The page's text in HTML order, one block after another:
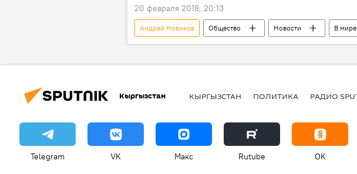
20 февраля 2018, 20:13
Андрей Новиков Общество Новости В мире
Антитеррористический центр стран СНГ
терроризм
Кыргызстан КЫРГЫЗСТАН ПОЛИТИКА РАДИО
Telegram VK Макс Rutube OK